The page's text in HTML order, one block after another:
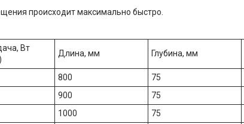
происходит максимально быстро.
Вт
Длина, мм Глубина, мм
800 75
900 75
1000 75